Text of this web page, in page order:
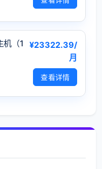
机（1
¥23322.39/
月
查看详情